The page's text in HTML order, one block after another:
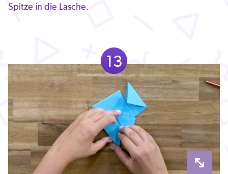
Spitze in die Lasche.
13